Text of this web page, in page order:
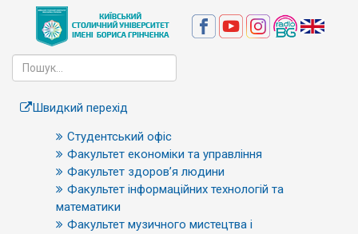
Швидкий перехід
Студентський офіс
Факультет економіки та управління
Факультет здоров’я людини
Факультет інформаційних технологій та
математики
Факультет музичного мистецтва і